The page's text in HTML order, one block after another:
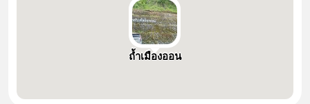
ถ้ำเมืองออน